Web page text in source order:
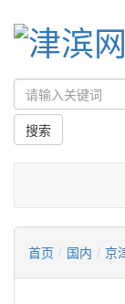
首页 / 国内 / 京